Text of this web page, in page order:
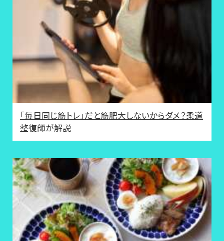
「毎日同じ筋トレ」だと筋肥大しないからダメ？柔道
整復師が解説